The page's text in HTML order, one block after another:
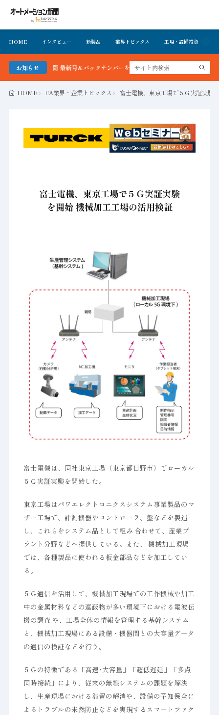
HOME インタビュー 新製品 業界トピックス 工場・設備投資
お知らせ
ン新聞 最新号＆バックナンバーを無料で公開中 詳細はこちら
HOME FA業界・企業トピックス 富士電機、東京工場で５Ｇ実証実験
富士電機、東京工場で５Ｇ実証実験
を開始 機械加工工場の活用検証
富士電機は、同社東京工場（東京都日野市）でローカル
５Ｇ実証実験を開始した。
東京工場はパワエレクトロニクスシステム事業製品のマ
ザー工場で、計測機器やコントローラ、盤などを製造
し、これらをシステム品として組み 合わせて、産業プ
ラント分野などへ提供している。また、 機械加工現場
では、各種製品に使われる板金部品などを加工してい
る。
５Ｇ通信を活用して、機械加工現場での工作機械や加工
中の金属材料などの遮蔽物が多い環境下における電波伝
搬の調査 や、工場全体の情報を管理する基幹システム
と、機械加工現場にある設備・機器間との大容量データ
の通信の検証などを行う。
５Ｇの特徴である「高速･大容量」「超低遅延」「多点
同時接続」により、従来の無線システムの課題を解決
し、生産現場における滞留の解消や、設備の予知保全に
よるトラブルの未然防止などを実現するスマートファク